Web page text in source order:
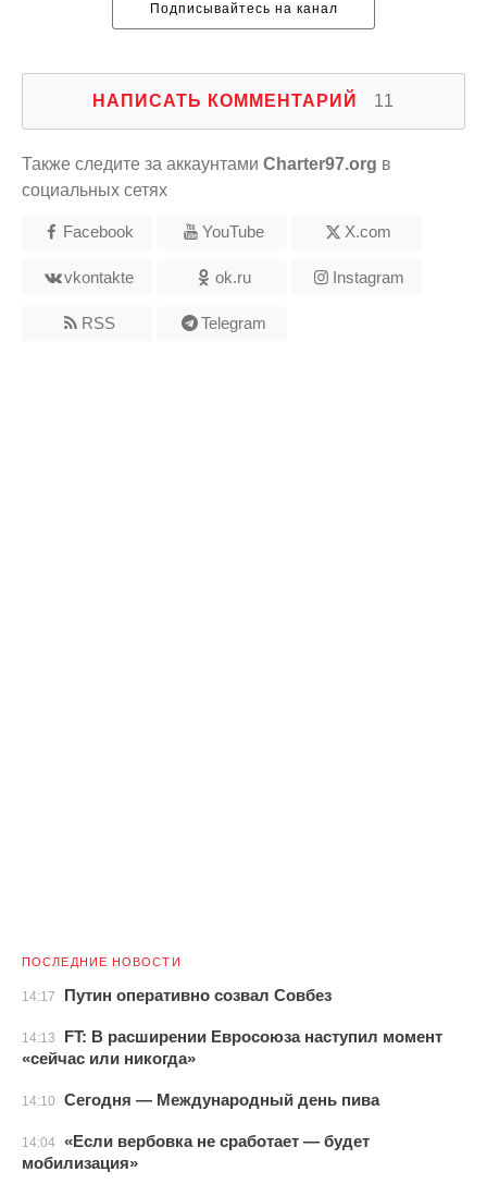
Подписывайтесь на канал
НАПИСАТЬ КОММЕНТАРИЙ 11
Также следите за аккаунтами Charter97.org в
социальных сетях
Facebook YouTube X.com
vkontakte ok.ru Instagram
RSS Telegram
ПОСЛЕДНИЕ НОВОСТИ
14:17 Путин оперативно созвал Совбез
14:13
FT: В расширении Евросоюза наступил момент
«сейчас или никогда»
14:10 Сегодня — Международный день пива
14:04 «Если вербовка не сработает — будет
мобилизация»